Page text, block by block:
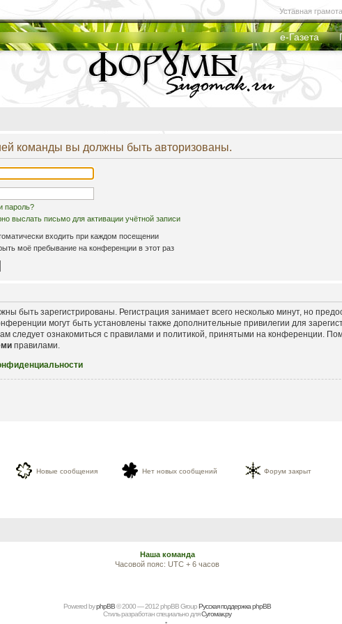
е-Газета
Уставная грамота
команды вы должны быть авторизованы.
пароль?
выслать письмо для активации учётной записи
входить при каждом посещении
моё пребывание на конференции в этот раз
быть зарегистрированы. Регистрация занимает всего несколько минут, но
могут быть установлены также дополнительные привилегии для
следует ознакомиться с правилами и политикой, принятыми на конференции.
правилами.
Новые сообщения Нет новых сообщений Форум закрыт
Наша команда
Часовой пояс: UTC + 6 часов
Powered byрhрBВ© 2000 — 2012 рhрBВ GrоupРусская поддержка phpBB
Стиль разработан специально дляСугомак.ру